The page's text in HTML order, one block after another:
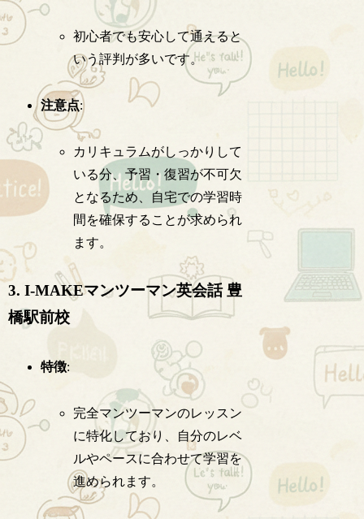
初心者でも安心して通えると
いう評判が多いです。
注意点:
カリキュラムがしっかりして
いる分、予習・復習が不可欠
となるため、自宅での学習時
間を確保することが求められ
ます。
3. I-MAKEマンツーマン英会話 豊
橋駅前校
特徴:
完全マンツーマンのレッスン
に特化しており、自分のレベ
ルやペースに合わせて学習を
進められます。